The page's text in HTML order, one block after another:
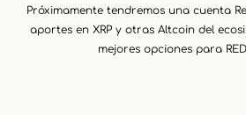
Próximamente tendremos una cuenta
aportes en XRP y otras Altcoin del
mejores opciones para RED